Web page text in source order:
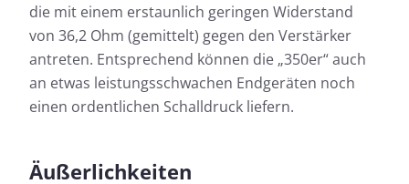
die mit einem erstaunlich geringen Widerstand
von 36,2 Ohm (gemittelt) gegen den Verstärker
antreten. Entsprechend können die „350er“ auch
an etwas leistungsschwachen Endgeräten noch
einen ordentlichen Schalldruck liefern.
Äußerlichkeiten